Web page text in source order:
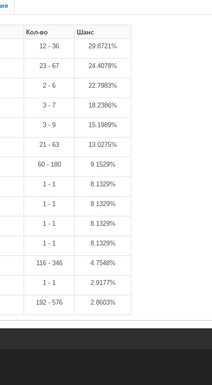
Кол-во
Шанс
12 - 36 29.8721%
23 - 67 24.4078%
2 - 6 22.7983%
3 - 7 18.2386%
3 - 9 15.1989%
21 - 63 13.0275%
60 - 180 9.1529%
1 - 1 8.1329%
1 - 1 8.1329%
1 - 1 8.1329%
1 - 1 8.1329%
116 - 346 4.7548%
1 - 1 2.9177%
192 - 576 2.8603%